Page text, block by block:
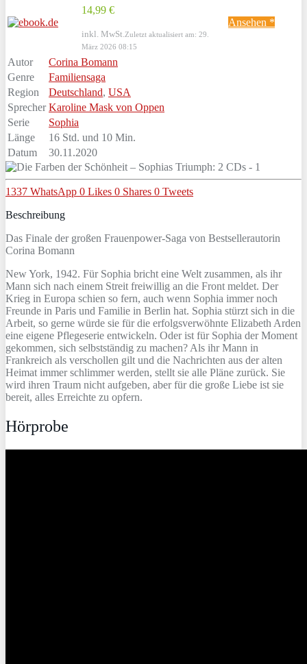
14,99 €
inkl. MwSt. Zuletzt aktualisiert am: 29.
März 2026 08:15
Ansehen *
Autor
Corina Bomann
Genre
Familiensaga
Region
Deutschland, USA
Sprecher Karoline Mask von Oppen
Serie
Sophia
Länge
16 Std. und 10 Min.
Datum
30.11.2020
1337 WhatsApp 0 Likes 0 Shares 0 Tweets
Beschreibung
Das Finale der großen Frauenpower-Saga von Bestsellerautorin
Corina Bomann
New York, 1942. Für Sophia bricht eine Welt zusammen, als ihr
Mann sich nach einem Streit freiwillig an die Front meldet. Der
Krieg in Europa schien so fern, auch wenn Sophia immer noch
Freunde in Paris und Familie in Berlin hat. Sophia stürzt sich in die
Arbeit, so gerne würde sie für die erfolgsverwöhnte Elizabeth Arden
eine eigene Pflegeserie entwickeln. Oder ist für Sophia der Moment
gekommen, sich selbstständig zu machen? Als ihr Mann in
Frankreich als verschollen gilt und die Nachrichten aus der alten
Heimat immer schlimmer werden, stellt sie alle Pläne zurück. Sie
wird ihren Traum nicht aufgeben, aber für die große Liebe ist sie
bereit, alles Erreichte zu opfern.
Hörprobe